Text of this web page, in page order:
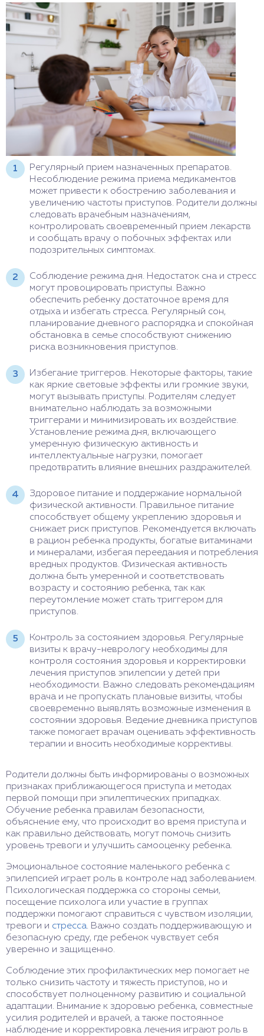
Регулярный прием назначенных препаратов.
Несоблюдение режима приема медикаментов
может привести к обострению заболевания и
увеличению частоты приступов. Родители должны
следовать врачебным назначениям,
контролировать своевременный прием лекарств
и сообщать врачу о побочных эффектах или
подозрительных симптомах.
Соблюдение режима дня. Недостаток сна и стресс
могут провоцировать приступы. Важно
обеспечить ребенку достаточное время для
отдыха и избегать стресса. Регулярный сон,
планирование дневного распорядка и спокойная
обстановка в семье способствуют снижению
риска возникновения приступов.
Избегание триггеров. Некоторые факторы, такие
как яркие световые эффекты или громкие звуки,
могут вызывать приступы. Родителям следует
внимательно наблюдать за возможными
триггерами и минимизировать их воздействие.
Установление режима дня, включающего
умеренную физическую активность и
интеллектуальные нагрузки, помогает
предотвратить влияние внешних раздражителей.
Здоровое питание и поддержание нормальной
физической активности. Правильное питание
способствует общему укреплению здоровья и
снижает риск приступов. Рекомендуется включать
в рацион ребенка продукты, богатые витаминами
и минералами, избегая переедания и потребления
вредных продуктов. Физическая активность
должна быть умеренной и соответствовать
возрасту и состоянию ребенка, так как
переутомление может стать триггером для
приступов.
Контроль за состоянием здоровья. Регулярные
визиты к врачу-неврологу необходимы для
контроля состояния здоровья и корректировки
лечения приступов эпилепсии у детей при
необходимости. Важно следовать рекомендациям
врача и не пропускать плановые визиты, чтобы
своевременно выявлять возможные изменения в
состоянии здоровья. Ведение дневника приступов
также помогает врачам оценивать эффективность
терапии и вносить необходимые коррективы.
Родители должны быть информированы о возможных
признаках приближающегося приступа и методах
первой помощи при эпилептических припадках.
Обучение ребенка правилам безопасности,
объяснение ему, что происходит во время приступа и
как правильно действовать, могут помочь снизить
уровень тревоги и улучшить самооценку ребенка.
Эмоциональное состояние маленького ребенка с
эпилепсией играет роль в контроле над заболеванием.
Психологическая поддержка со стороны семьи,
посещение психолога или участие в группах
поддержки помогают справиться с чувством изоляции,
тревоги и стресса. Важно создать поддерживающую и
безопасную среду, где ребенок чувствует себя
уверенно и защищенно.
Соблюдение этих профилактических мер помогает не
только снизить частоту и тяжесть приступов, но и
способствует полноценному развитию и социальной
адаптации. Внимание к здоровью ребенка, совместные
усилия родителей и врачей, а также постоянное
наблюдение и корректировка лечения играют роль в